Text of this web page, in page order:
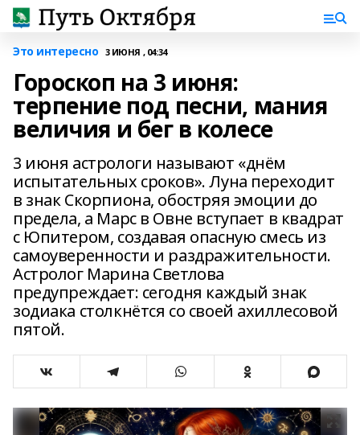
Это интересно 3 ИЮНЯ , 04:34
Гороскоп на 3 июня:
терпение под песни, мания
величия и бег в колесе
3 июня астрологи называют «днём
испытательных сроков». Луна переходит
в знак Скорпиона, обостряя эмоции до
предела, а Марс в Овне вступает в квадрат
с Юпитером, создавая опасную смесь из
самоуверенности и раздражительности.
Астролог Марина Светлова
предупреждает: сегодня каждый знак
зодиака столкнётся со своей ахиллесовой
пятой.